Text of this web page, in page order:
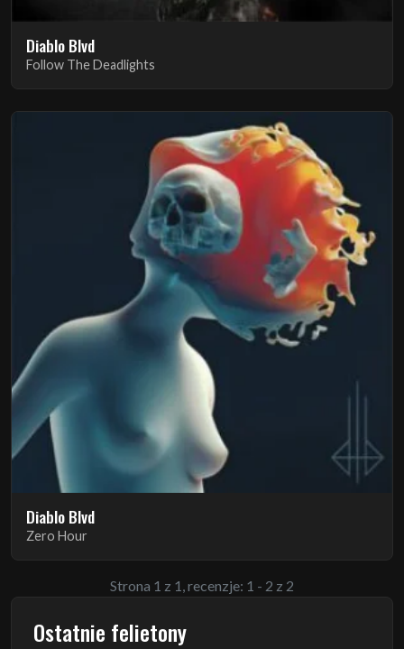
Diablo Blvd
Follow The Deadlights
Diablo Blvd
Zero Hour
Strona 1 z 1, recenzje: 1 - 2 z 2
Ostatnie felietony